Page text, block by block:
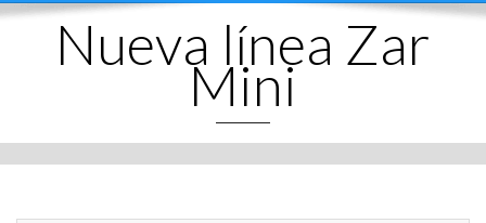
Videos
Actualidad
Motores
Nueva línea Zar
Mini